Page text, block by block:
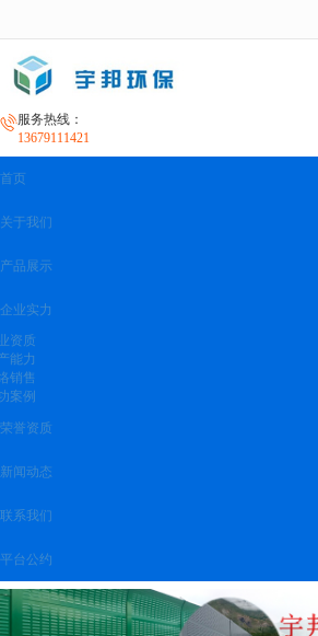
服务热线：
13679111421
首页
关于我们
产品展示
企业实力
资质
能力
销售
案例
荣誉资质
新闻动态
联系我们
平台公约